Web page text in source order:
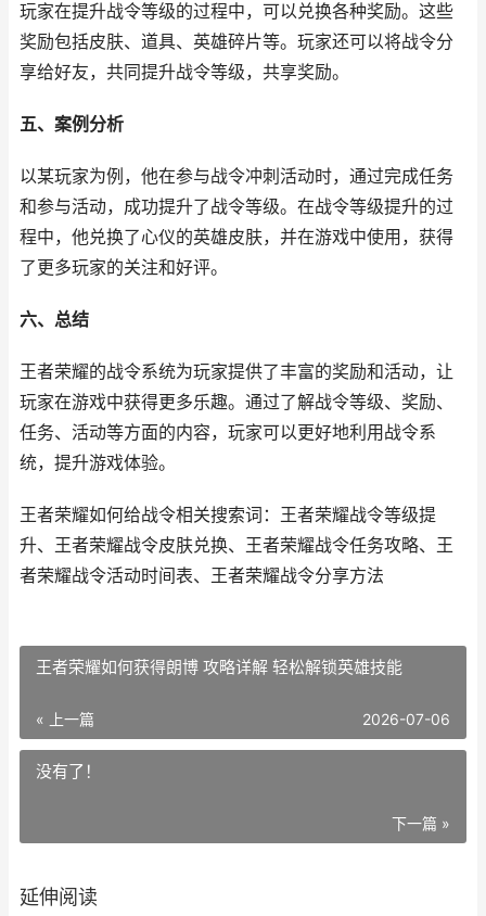
玩家在提升战令等级的过程中，可以兑换各种奖励。这些
奖励包括皮肤、道具、英雄碎片等。玩家还可以将战令分
享给好友，共同提升战令等级，共享奖励。
五、案例分析
以某玩家为例，他在参与战令冲刺活动时，通过完成任务
和参与活动，成功提升了战令等级。在战令等级提升的过
程中，他兑换了心仪的英雄皮肤，并在游戏中使用，获得
了更多玩家的关注和好评。
六、总结
王者荣耀的战令系统为玩家提供了丰富的奖励和活动，让
玩家在游戏中获得更多乐趣。通过了解战令等级、奖励、
任务、活动等方面的内容，玩家可以更好地利用战令系
统，提升游戏体验。
王者荣耀如何给战令相关搜索词：王者荣耀战令等级提
升、王者荣耀战令皮肤兑换、王者荣耀战令任务攻略、王
者荣耀战令活动时间表、王者荣耀战令分享方法
王者荣耀如何获得朗博 攻略详解 轻松解锁英雄技能
« 上一篇 2026-07-06
没有了！
下一篇 »
延伸阅读